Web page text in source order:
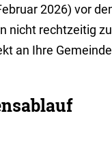
2026) vor
nicht rechtzeitig
an Ihre